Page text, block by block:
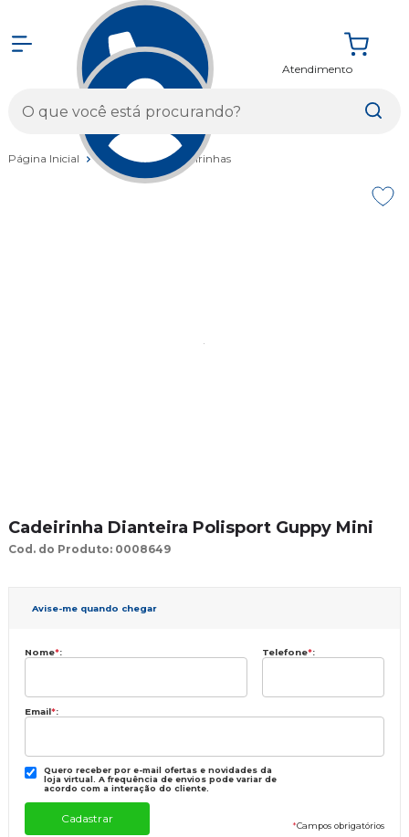
Atendimento
Página Inicial Acessórios Cadeirinhas
Cadeirinha Dianteira Polisport Guppy Mini
Cod. do Produto: 0008649
Avise-me quando chegar
Nome*: Telefone*:
Email*:
Quero receber por e-mail ofertas e novidades da
loja virtual. A frequência de envios pode variar de
acordo com a interação do cliente.
*Campos obrigatórios